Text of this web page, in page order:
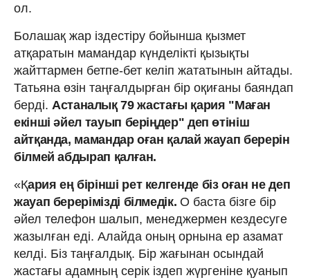
ол.
Болашақ жар іздестіру бойынша қызмет
атқаратын мамандар күнделікті қызықты
жайттармен бетпе-бет келіп жататынын айтады.
Татьяна өзін таңғалдырған бір оқиғаны баяндап
берді. Астаналық 79 жастағы қария "Маған
екінші әйел тауып беріңдер" деп өтініш
айтқанда, мамандар оған қалай жауап берерін
білмей абдырап қалған.
«Қария ең бірінші рет келгенде біз оған не деп
жауап берерімізді білмедік. О баста бізге бір
әйел телефон шалып, менеджермен кездесуге
жазылған еді. Алайда оның орнына ер азамат
келді. Біз таңғалдық. Бір жағынан осындай
жастағы адамның серік іздеп жүргеніне қуанып